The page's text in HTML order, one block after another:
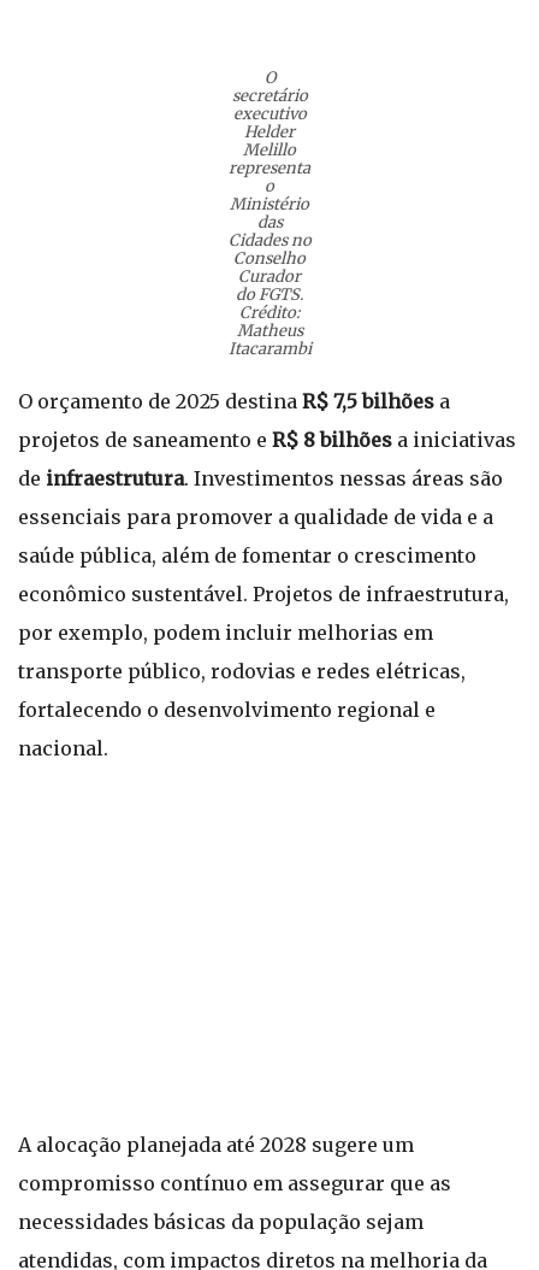
✕
O
secretário
executivo
Helder
Melillo
representa
o
Ministério
das
Cidades no
Conselho
Curador
do FGTS.
Crédito:
Matheus
Itacarambi
O orçamento de 2025 destina R$ 7,5 bilhões a
projetos de saneamento e R$ 8 bilhões a iniciativas
de infraestrutura. Investimentos nessas áreas são
essenciais para promover a qualidade de vida e a
saúde pública, além de fomentar o crescimento
econômico sustentável. Projetos de infraestrutura,
por exemplo, podem incluir melhorias em
transporte público, rodovias e redes elétricas,
fortalecendo o desenvolvimento regional e
nacional.
A alocação planejada até 2028 sugere um
compromisso contínuo em assegurar que as
necessidades básicas da população sejam
atendidas, com impactos diretos na melhoria da